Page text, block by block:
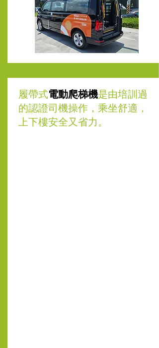
​履帶式電動爬梯機是由培訓過
的認證司機操作，乘坐舒適，​
上下樓安全又省力。